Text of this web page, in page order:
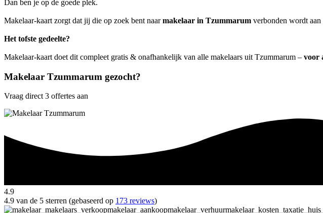
Dan ben je op de goede plek.
Makelaar-kaart zorgt dat jij die op zoek bent naarmakelaar in Tzummarum verbonden wordt
Het tofste gedeelte?
Makelaar-kaart doet dit compleet gratis & onafhankelijk van alle makelaars uit Tzummarum – voor
Makelaar Tzummarum gezocht?
Vraag direct 3 offertes aan
4.9
4.9 van de 5 sterren (gebaseerd op 173 reviews)